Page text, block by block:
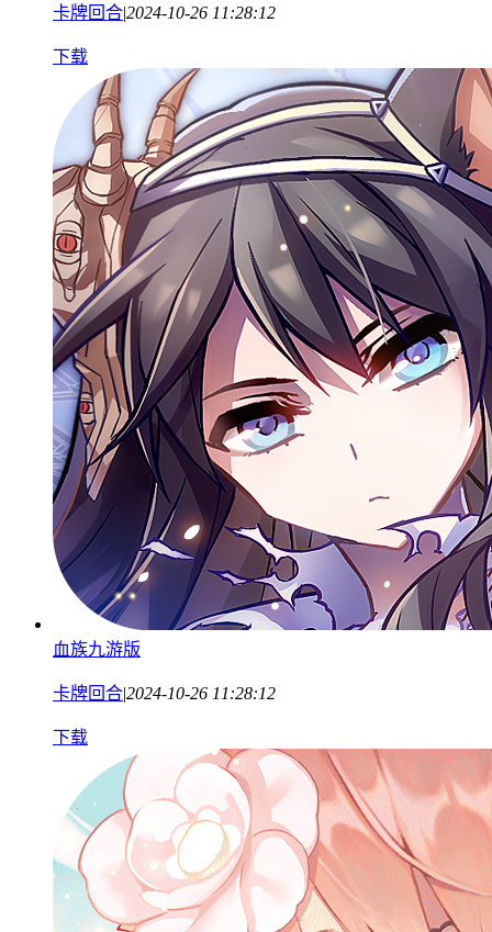
卡牌回合|2024-10-26 11:28:12
下载
血族九游版
卡牌回合|2024-10-26 11:28:12
下载